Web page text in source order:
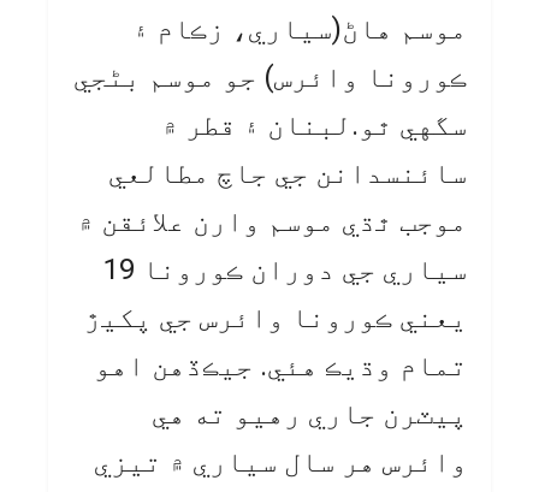
موسم هاڻ(سياري، زڪام ۽
ڪورونا وائرس) جو موسم بڻجي
سگهي ٿو.لبنان ۽ قطر ۾
سائنسدانن جي جاچ مطالعي
موجب ٿڌي موسم وارن علائقن ۾
سياري جي دوران ڪورونا 19
يعني ڪورونا وائرس جي پکيڙ
تمام وڌيڪ هئي. جيڪڏهن اهو
پيٽرن جاري رهيو ته هي
وائرس هر سال سياري ۾ تيزي